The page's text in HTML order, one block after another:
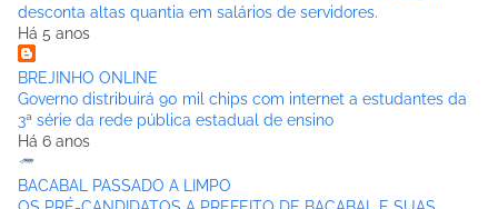
desconta altas quantia em salários de servidores.
Há 5 anos
BREJINHO ONLINE
Governo distribuirá 90 mil chips com internet a estudantes da
3ª série da rede pública estadual de ensino
Há 6 anos
BACABAL PASSADO A LIMPO